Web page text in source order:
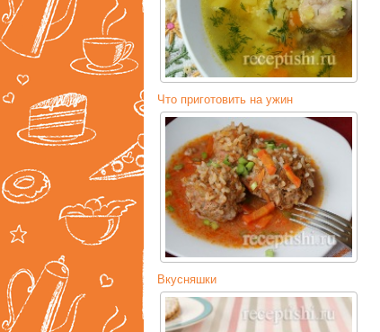
Что приготовить на ужин
Вкусняшки